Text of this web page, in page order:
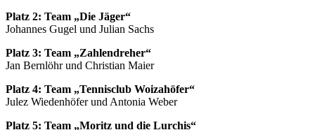
Platz 2: Team „Die Jäger“
Johannes Gugel und Julian Sachs
Platz 3: Team „Zahlendreher“
Jan Bernlöhr und Christian Maier
Platz 4: Team „Tennisclub Woizahöfer“
Julez Wiedenhöfer und Antonia Weber
Platz 5: Team „Moritz und die Lurchis“